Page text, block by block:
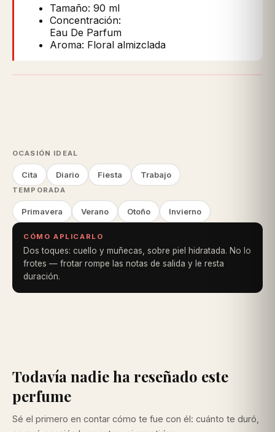
Tamaño: 90 ml
Concentración:
Eau De Parfum
Aroma: Floral almizclada
OCASIÓN IDEAL
Cita Diario Fiesta Trabajo
TEMPORADA
Primavera Verano Otoño Invierno
CÓMO APLICARLO
Dos toques: cuello y muñecas, sobre piel hidratada. No lo
frotes — frotar rompe las notas de salida y le resta
duración.
Todavía nadie ha reseñado este
perfume
Sé el primero en contar cómo te fue con él: cuánto te duró,